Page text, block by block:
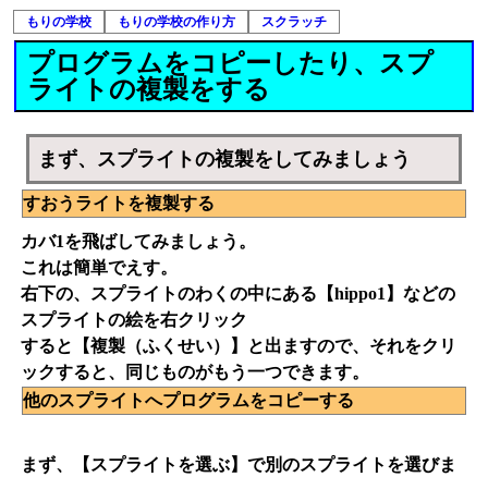
もりの学校 もりの学校の作り方 スクラッチ
プログラムをコピーしたり、スプ
ライトの複製をする
まず、スプライトの複製をしてみましょう
すおうライトを複製する
カバ1を飛ばしてみましょう。
これは簡単でえす。
右下の、スプライトのわくの中にある【hippo1】などの
スプライトの絵を右クリック
すると【複製（ふくせい）】と出ますので、それをクリ
ックすると、同じものがもう一つできます。
他のスプライトへプログラムをコピーする
まず、【スプライトを選ぶ】で別のスプライトを選びま